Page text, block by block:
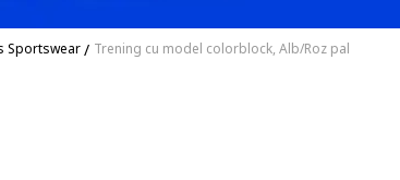
Sportswear/ Trening cu model colorblock, Alb/Roz pal